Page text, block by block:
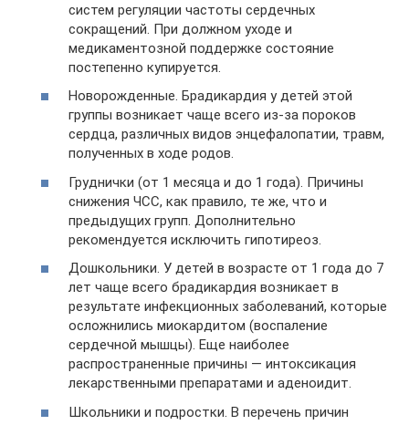
систем регуляции частоты сердечных
сокращений. При должном уходе и
медикаментозной поддержке состояние
постепенно купируется.
Новорожденные. Брадикардия у детей этой
группы возникает чаще всего из-за пороков
сердца, различных видов энцефалопатии, травм,
полученных в ходе родов.
Груднички (от 1 месяца и до 1 года). Причины
снижения ЧСС, как правило, те же, что и
предыдущих групп. Дополнительно
рекомендуется исключить гипотиреоз.
Дошкольники. У детей в возрасте от 1 года до 7
лет чаще всего брадикардия возникает в
результате инфекционных заболеваний, которые
осложнились миокардитом (воспаление
сердечной мышцы). Еще наиболее
распространенные причины — интоксикация
лекарственными препаратами и аденоидит.
Школьники и подростки. В перечень причин